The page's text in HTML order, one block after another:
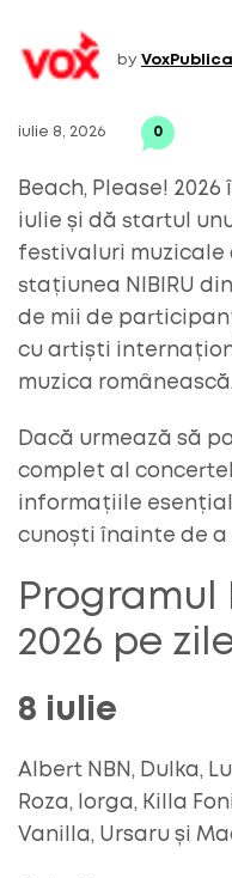
by VoxPublica
iulie 8, 2026 0
Beach, Please!
iulie și dă startul
festivaluri muzicale
stațiunea NIBIRU
de mii de
cu artiști
muzica românească.
Dacă urmează să
complet al
informațiile
cunoști înainte de
Programul
2026 pe
8 iulie
Albert NBN, Dulka,
Roza, Iorga, Killa
Vanilla, Ursaru și